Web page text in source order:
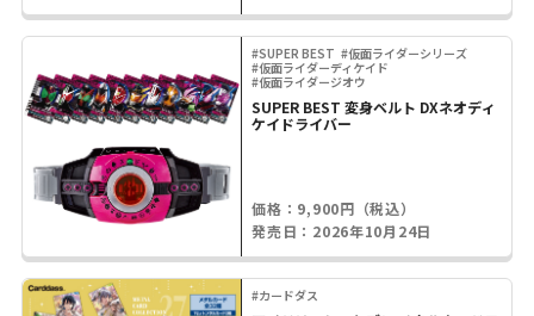
#SUPER BEST #仮面ライダーシリーズ
#仮面ライダーディケイド
#仮面ライダージオウ
SUPER BEST 変身ベルト DXネオディ
ケイドライバー
価格：9,900円（税込）
発売日：2026年10月24日
#カードダス